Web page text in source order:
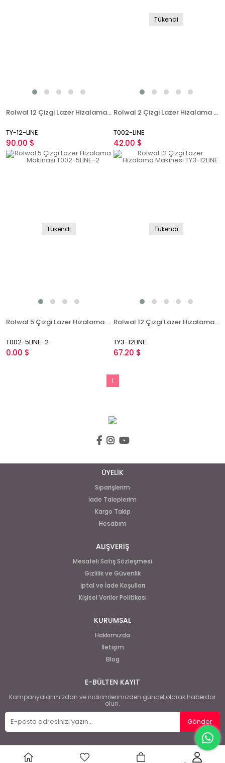
Rolwal 12 Çizgi Lazer Hizalama Makinesi TY-12-LINE
TY-12-LINE
90.00 $
Tükendi
Rolwal 2 Çizgi Lazer Hizalama Makinası Stil T002-LINE
T002-LINE
42.00 $
Tükendi
Rolwal 5 Çizgi Lazer Hizalama Makinası T002-5LINE-2
T002-5LINE-2
0.00 $
Tükendi
Rolwal 12 Çizgi Lazer Hizalama Makinesi TY3-12LINE
TY3-12LINE
67.20 $
1
ÜYELİK
Siparişlerim
İade Taleplerim
Kargo Takip
Hesabım
ALIŞVERİŞ
Mesafeli Satış Sözleşmesi
Gizlilik ve Güvenlik
İptal ve İade Koşulları
Kişisel Veriler Politikası
KURUMSAL
Hakkımızda
İletişim
Blog
E-BÜLTEN KAYIT
Kampanyalarımızdan ve indirimlerimizden güncel olarak haberdar
olun.
Gönder